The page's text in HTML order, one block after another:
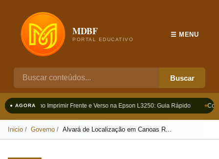
MDBF
PORTAL EDUCATIVO
Buscar
☰ MENU
● AGORAComo Imprimir Frente e Verso na Epson L3250: Guia Rápido
Inicio Governo Alvará de Localização em Canoas R...